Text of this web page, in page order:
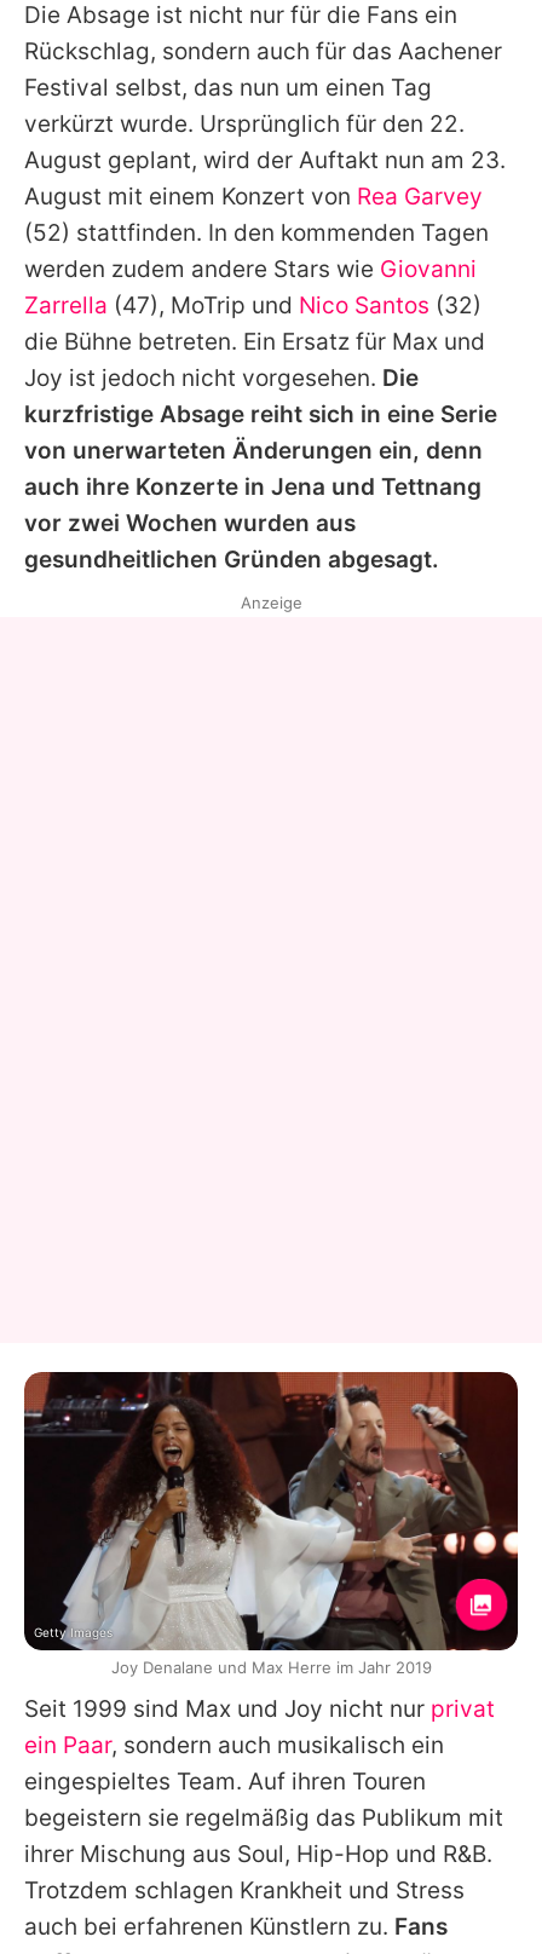
Die Absage ist nicht nur für die Fans ein
Rückschlag, sondern auch für das Aachener
Festival selbst, das nun um einen Tag
verkürzt wurde. Ursprünglich für den 22.
August geplant, wird der Auftakt nun am 23.
August mit einem Konzert von Rea Garvey
(52) stattfinden. In den kommenden Tagen
werden zudem andere Stars wie Giovanni
Zarrella (47), MoTrip und Nico Santos (32)
die Bühne betreten. Ein Ersatz für Max und
Joy ist jedoch nicht vorgesehen. Die
kurzfristige Absage reiht sich in eine Serie
von unerwarteten Änderungen ein, denn
auch ihre Konzerte in Jena und Tettnang
vor zwei Wochen wurden aus
gesundheitlichen Gründen abgesagt.
Seit 1999 sind Max und Joy nicht nur privat
ein Paar, sondern auch musikalisch ein
eingespieltes Team. Auf ihren Touren
begeistern sie regelmäßig das Publikum mit
ihrer Mischung aus Soul, Hip-Hop und R&B.
Trotzdem schlagen Krankheit und Stress
auch bei erfahrenen Künstlern zu. Fans
Anzeige
Getty Images
Joy Denalane und Max Herre im Jahr 2019